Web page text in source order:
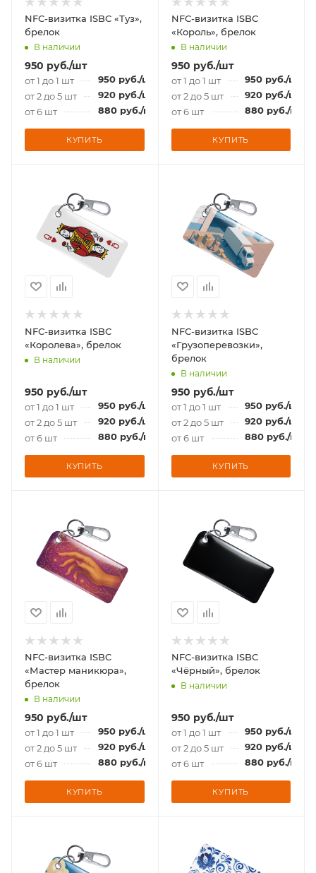
NFC-визитка ISBC «Туз»,
брелок
В наличии
950 руб./шт
от 1 до 1 шт 950 руб./шт
от 2 до 5 шт
920 руб./шт
от 6 шт
880 руб./шт
КУПИТЬ
NFC-визитка ISBC
«Король», брелок
В наличии
950 руб./шт
от 1 до 1 шт 950руб./шт
от 2 до 5 шт
920руб./шт
от 6 шт
880руб./шт
КУПИТЬ
NFC-визитка ISBC
«Королева», брелок
В наличии
950 руб./шт
от 1 до 1 шт 950 руб./шт
от 2 до 5 шт
920 руб./шт
от 6 шт
880 руб./шт
КУПИТЬ
NFC-визитка ISBC
«Грузоперевозки»,
брелок
В наличии
950 руб./шт
от 1 до 1 шт 950руб./шт
от 2 до 5 шт
920руб./шт
от 6 шт
880руб./шт
КУПИТЬ
NFC-визитка ISBC
«Мастер маникюра»,
брелок
В наличии
950 руб./шт
от 1 до 1 шт 950 руб./шт
от 2 до 5 шт
920 руб./шт
от 6 шт
880 руб./шт
КУПИТЬ
NFC-визитка ISBC
«Чёрный», брелок
В наличии
950 руб./шт
от 1 до 1 шт 950руб./шт
от 2 до 5 шт
920руб./шт
от 6 шт
880руб./шт
КУПИТЬ